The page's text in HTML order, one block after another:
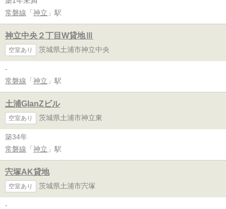
常磐線 「 神立 」駅
神立中央２丁目W貸地Ⅲ
空室あり 茨城県土浦市神立中央
-
常磐線 「 神立 」駅
土浦GlanZビル
空室あり 茨城県土浦市神立東
築34年
常磐線 「 神立 」駅
宍塚AK貸地
空室あり 茨城県土浦市宍塚
-